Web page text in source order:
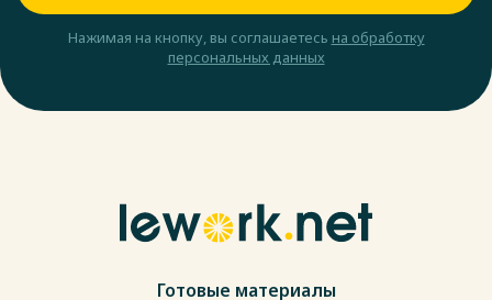
Нажимая на кнопку, вы соглашаетесь на обработку
персональных данных
Готовые материалы